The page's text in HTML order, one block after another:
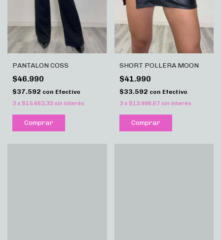
PANTALON COSS
$46.990
$37.592 con Efectivo
3 x $15.663,33 sin interés
Comprar
SHORT POLLERA MOON
$41.990
$33.592 con Efectivo
3 x $13.996,67 sin interés
Comprar